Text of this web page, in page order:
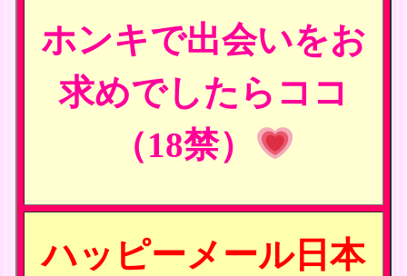
ホンキで出会いをお
求めでしたらココ
（18禁）
ハッピーメール日本